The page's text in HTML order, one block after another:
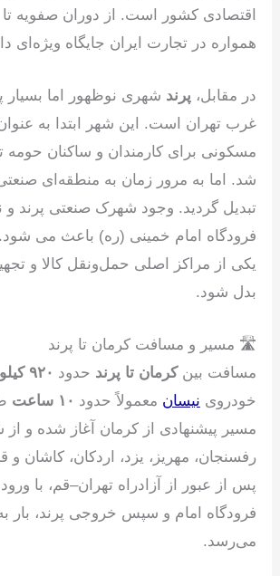
اقتصادی کشور است. از دوران صفویه تا
همواره در تجارت ایران جایگاه ویژه‌ای
در مقابل، پرند شهری نوظهور اما بسیار
غرب تهران است. این شهر ابتدا به
مسکونی برای کارمندان و ساکنان
شد. اما به مرور زمان به منطقه‌ای
تبدیل گردید. وجود شهرک صنعتی پرند و
فرودگاه امام خمینی (ره) باعث می
یکی از مراکز اصلی حمل‌ونقل کالا و
بدل شود.
🛣 مسیر و مسافت کرمان تا پرند
مسافت بینکرمان تا پرند حدود ۹۲۰ کیلومتر
خودروی نیسان معمولاً حدود ۱۰ ساعت
مسیر پیشنهادی از کرمان آغاز شده و
رفسنجان، مهریز، یزد، اردکان، کاشان و
پس از عبور از آزادراه تهران–قم، با
فرودگاه امام و سپس خروجی پرند، بار
می‌رسد.